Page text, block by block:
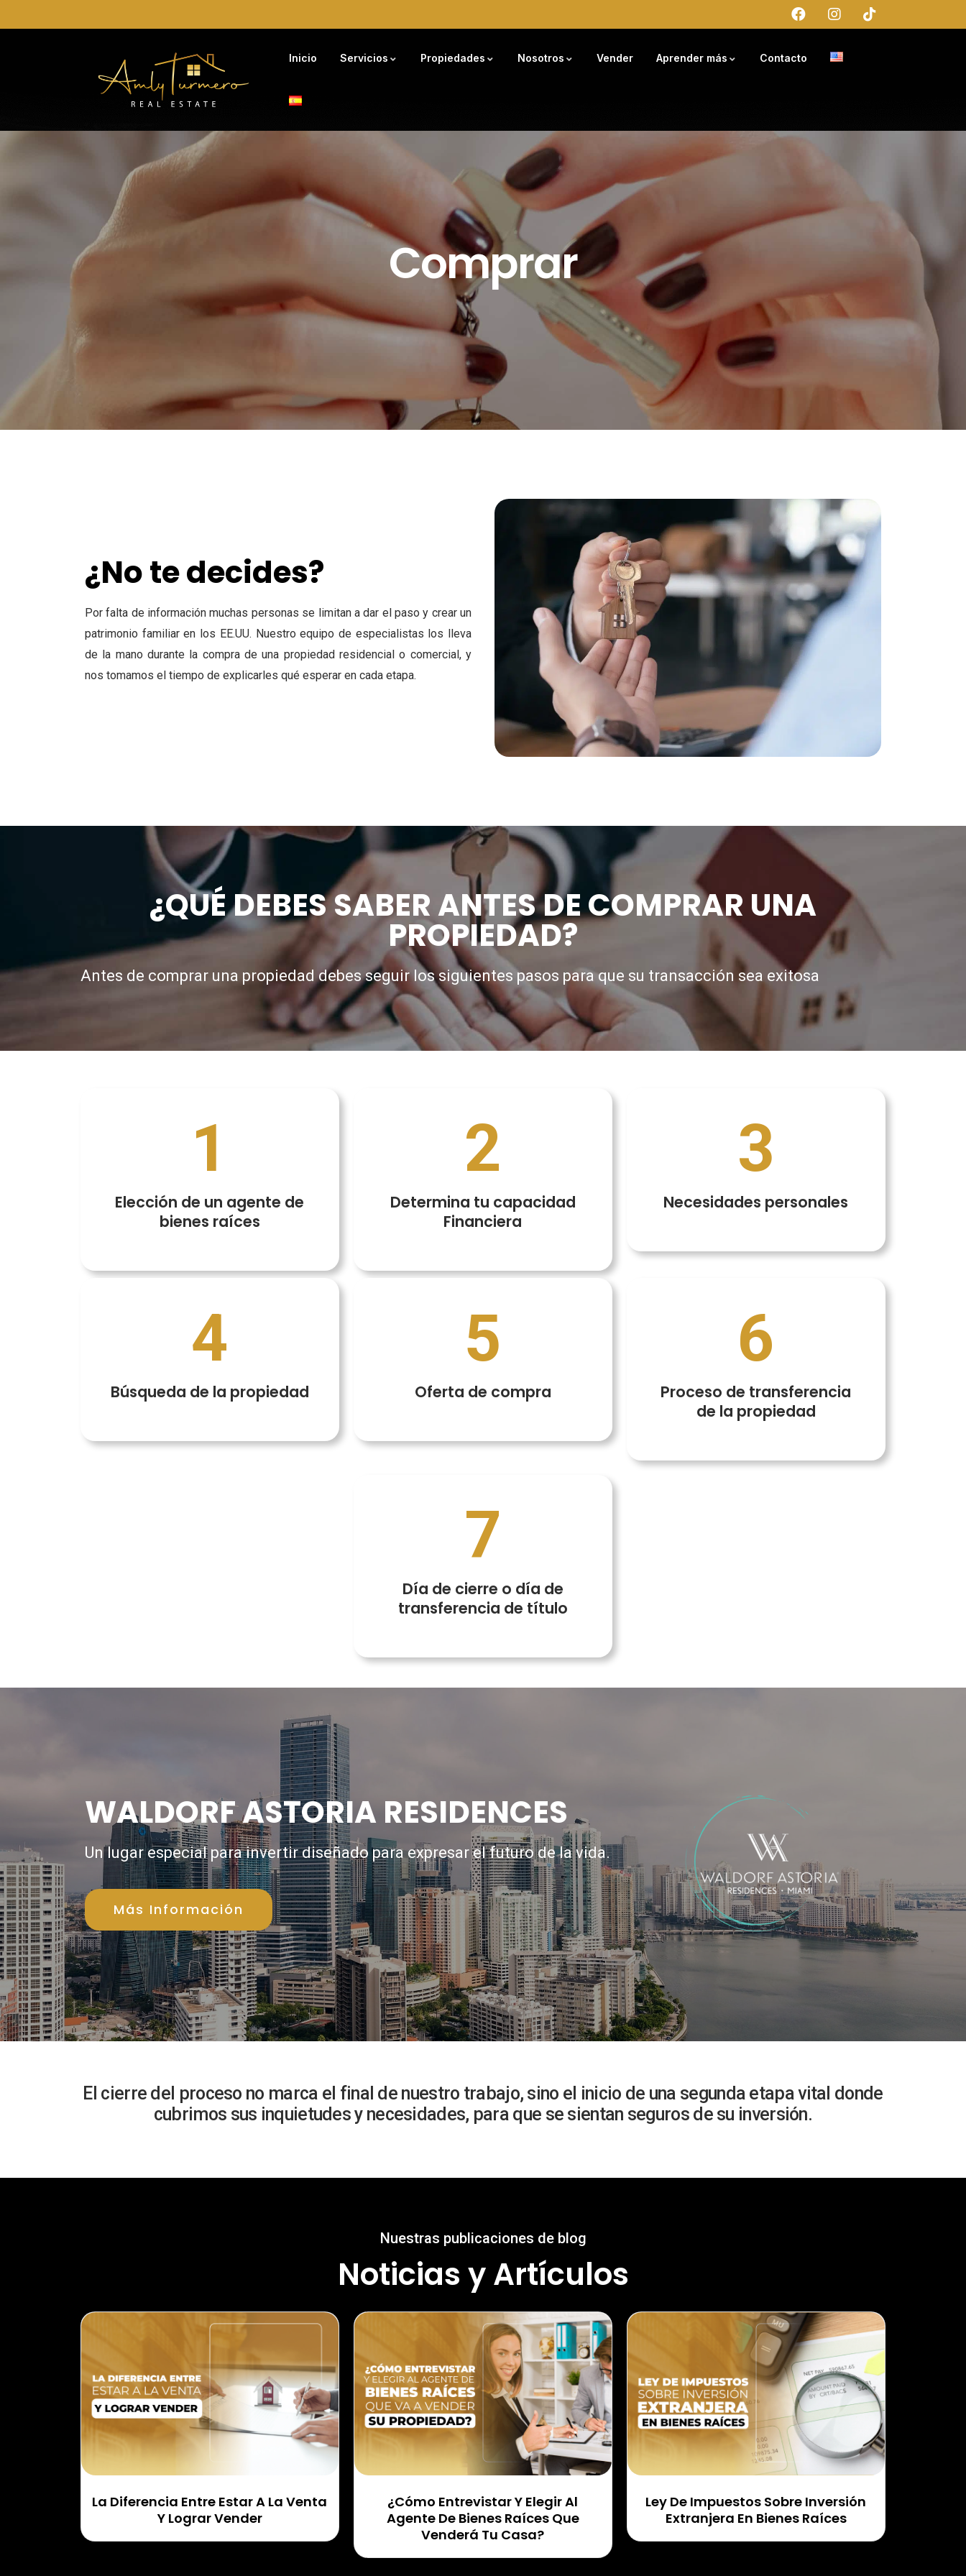
Inicio Servicios Propiedades Nosotros Vender Aprender más Contacto
Comprar
¿No te decides?
Por falta de información muchas personas se limitan a dar el paso y crear un
patrimonio familiar en los EE.UU. Nuestro equipo de especialistas los
lleva
de la mano durante la compra de una propiedad residencial o comercial, y
nos tomamos el tiempo de explicarles qué esperar en cada etapa.
¿QUÉ DEBES SABER ANTES DE COMPRAR UNA
PROPIEDAD?
Antes de comprar una propiedad debesseguir los siguientes pasos para que su transacción sea exitosa
1
Elección de un agente de
bienes raíces
2
Determina tu capacidad
Financiera
3
Necesidades personales
4
Búsqueda de la propiedad
5
Oferta de compra
6
Proceso de transferencia
de la propiedad
7
Día de cierre o día de
transferencia de título
WALDORF ASTORIA RESIDENCES
Un lugar especial para invertir diseñadopara expresar el futuro de la vida.
Más Información
El cierre del proceso no marca el final de nuestro trabajo, sino el inicio de una segunda etapa vital donde
cubrimos sus inquietudes y necesidades, para que se sientan seguros de su inversión.
Nuestras publicaciones de blog
Noticias y Artículos
La Diferencia Entre Estar A La Venta
Y Lograr Vender
¿Cómo Entrevistar Y Elegir Al
Agente De Bienes Raíces Que
Venderá Tu Casa?
Ley De Impuestos Sobre Inversión
Extranjera En Bienes Raíces